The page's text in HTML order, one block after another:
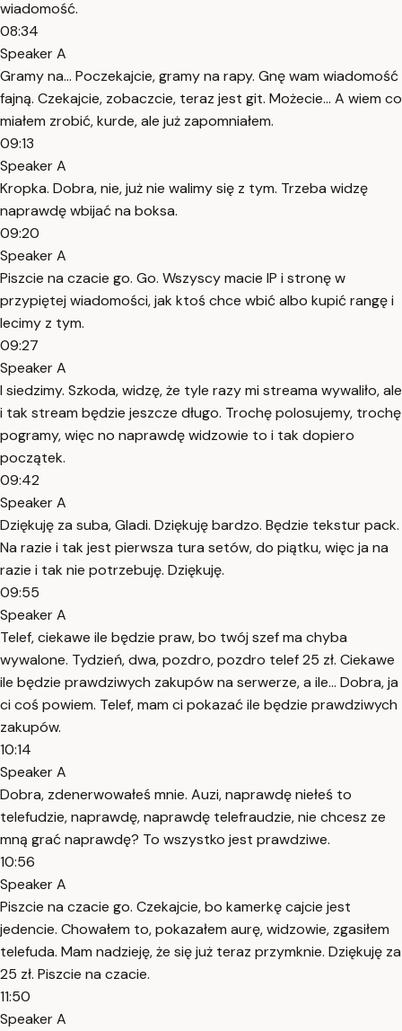
wiadomość.
08:34
Speaker A
Gramy na... Poczekajcie, gramy na rapy. Gnę wam wiadomość
fajną. Czekajcie, zobaczcie, teraz jest git. Możecie... A wiem co
miałem zrobić, kurde, ale już zapomniałem.
09:13
Speaker A
Kropka. Dobra, nie, już nie walimy się z tym. Trzeba widzę
naprawdę wbijać na boksa.
09:20
Speaker A
Piszcie na czacie go. Go. Wszyscy macie IP i stronę w
przypiętej wiadomości, jak ktoś chce wbić albo kupić rangę i
lecimy z tym.
09:27
Speaker A
I siedzimy. Szkoda, widzę, że tyle razy mi streama wywaliło, ale
i tak stream będzie jeszcze długo. Trochę polosujemy, trochę
pogramy, więc no naprawdę widzowie to i tak dopiero
początek.
09:42
Speaker A
Dziękuję za suba, Gladi. Dziękuję bardzo. Będzie tekstur pack.
Na razie i tak jest pierwsza tura setów, do piątku, więc ja na
razie i tak nie potrzebuję. Dziękuję.
09:55
Speaker A
Telef, ciekawe ile będzie praw, bo twój szef ma chyba
wywalone. Tydzień, dwa, pozdro, pozdro telef 25 zł. Ciekawe
ile będzie prawdziwych zakupów na serwerze, a ile... Dobra, ja
ci coś powiem. Telef, mam ci pokazać ile będzie prawdziwych
zakupów.
10:14
Speaker A
Dobra, zdenerwowałeś mnie. Auzi, naprawdę niełeś to
telefudzie, naprawdę, naprawdę telefraudzie, nie chcesz ze
mną grać naprawdę? To wszystko jest prawdziwe.
10:56
Speaker A
Piszcie na czacie go. Czekajcie, bo kamerkę cajcie jest
jedencie. Chowałem to, pokazałem aurę, widzowie, zgasiłem
telefuda. Mam nadzieję, że się już teraz przymknie. Dziękuję za
25 zł. Piszcie na czacie.
11:50
Speaker A